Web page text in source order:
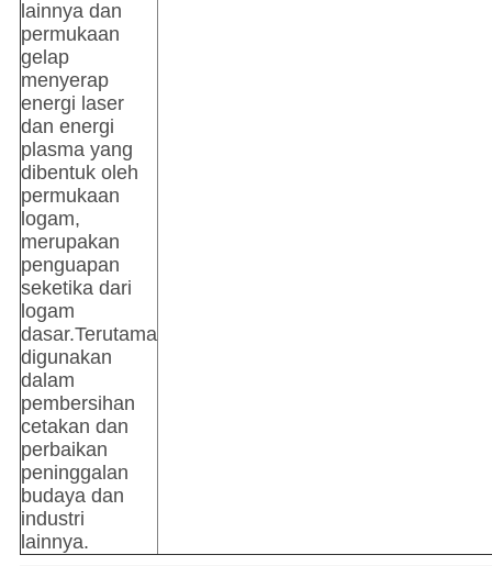
lainnya dan
permukaan
gelap
menyerap
energi laser
dan energi
plasma yang
dibentuk oleh
permukaan
logam,
merupakan
penguapan
seketika dari
logam
dasar.Terutama
digunakan
dalam
pembersihan
cetakan dan
perbaikan
peninggalan
budaya dan
industri
lainnya.